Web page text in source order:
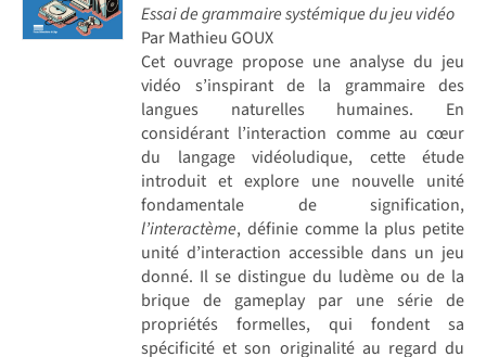
Essai de grammaire systémique du jeu vidéo
Par Mathieu GOUX
Cet ouvrage propose une analyse du jeu
vidéo s’inspirant de la grammaire des
langues naturelles humaines. En
considérant l’interaction comme au cœur
du langage vidéoludique, cette étude
introduit et explore une nouvelle unité
fondamentale de signification,
l’interactème, définie comme la plus petite
unité d’interaction accessible dans un jeu
donné. Il se distingue du ludème ou de la
brique de gameplay par une série de
propriétés formelles, qui fondent sa
spécificité et son originalité au regard du